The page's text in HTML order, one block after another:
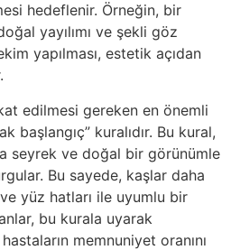
hedeflenir. Örneğin, bir
yayılımı ve şekli göz
yapılması, estetik açıdan
edilmesi gereken en önemli
başlangıç” kuralıdır. Bu kural,
seyrek ve doğal bir görünümle
Bu sayede, kaşlar daha
yüz hatları ile uyumlu bir
bu kurala uyarak
memnuniyet oranını